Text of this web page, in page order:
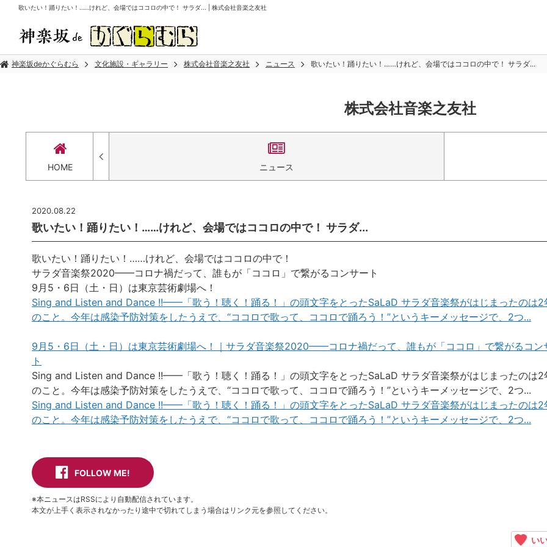
歌いたい！踊りたい！……けれど、会場ではココロの中で！ サラダ... | 株式会社音楽之友社
神楽坂deかぐらむら 文化施設・ギャラリー 株式会社音楽之友社 ニュース 歌いたい！踊りたい！……けれど、会場ではココロの中で！ サラダ...
株式会社音楽之友社
HOME ニュース
2020.08.22
歌いたい！踊りたい！……けれど、会場ではココロの中で！ サラダ...
歌いたい！踊りたい！……けれど、会場ではココロの中で！
サラダ音楽祭2020——コロナ禍だって、誰もが「ココロ」で繋がるコンサート
9月5・6日（土・日）は東京芸術劇場へ！
Sing and Listen and Dance !!——「歌う！聴く！踊る！」の頭文字をとったSaLaD サラダ音楽祭がはじまったのは2
のこと。今年は感染予防対策をしたうえで、“ココロで歌って、ココロで踊ろう！”というキーメッセージで、2つ...
9月5・6日（土・日）は東京芸術劇場へ！｜サラダ音楽祭2020——コロナ禍だって、誰もが「ココロ」で繋がるコン
ト
Sing and Listen and Dance !!——「歌う！聴く！踊る！」の頭文字をとったSaLaD サラダ音楽祭がはじまったのは2
のこと。今年は感染予防対策をしたうえで、“ココロで歌って、ココロで踊ろう！”というキーメッセージで、2つ...
Sing and Listen and Dance !!——「歌う！聴く！踊る！」の頭文字をとったSaLaD サラダ音楽祭がはじまったのは2
のこと。今年は感染予防対策をしたうえで、“ココロで歌って、ココロで踊ろう！”というキーメッセージで、2つ...
FOLLOW ME!
※本ニュースはRSSにより自動配信されています。
本文が上手く表示されなかったり途中で切れてしまう場合はリンク元を参照してください。
い